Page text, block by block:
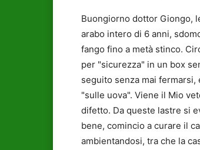
Buongiorno dottor Giongo,
arabo intero di 6 anni,
fango fino a metà stinco.
per "sicurezza" in un box
seguito senza mai fermarsi,
"sulle uova". Viene il Mio
difetto. Da queste lastre si
bene, comincio a curare il
ambientandosi, tra che la